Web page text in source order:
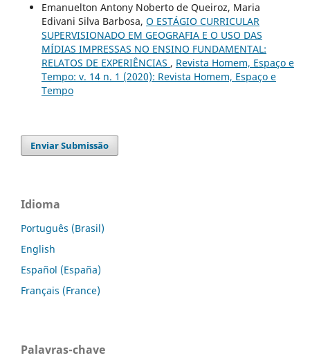
Emanuelton Antony Noberto de Queiroz, Maria
Edivani Silva Barbosa, O ESTÁGIO CURRICULAR
SUPERVISIONADO EM GEOGRAFIA E O USO DAS
MÍDIAS IMPRESSAS NO ENSINO FUNDAMENTAL:
RELATOS DE EXPERIÊNCIAS , Revista Homem, Espaço e
Tempo: v. 14 n. 1 (2020): Revista Homem, Espaço e
Tempo
Enviar Submissão
Idioma
Português (Brasil)
English
Español (España)
Français (France)
Palavras-chave